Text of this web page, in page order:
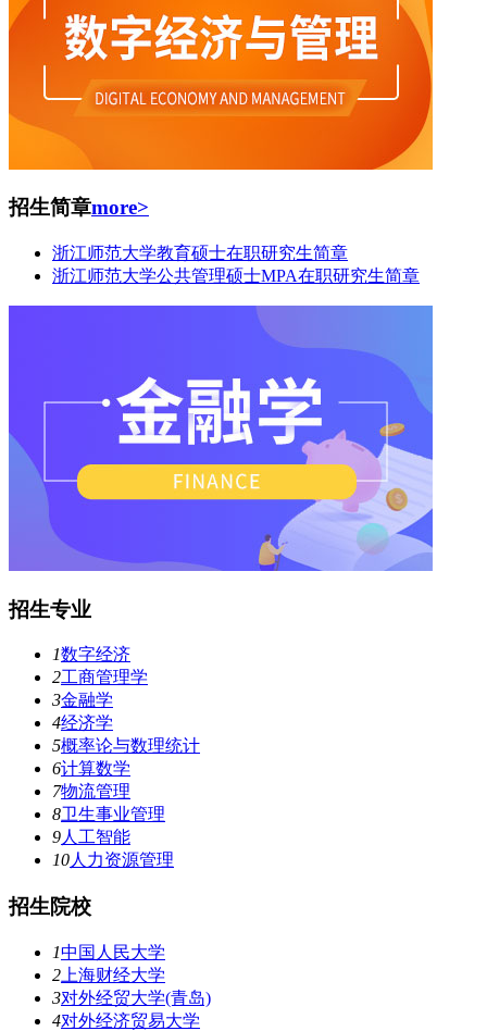
招生简章more>
浙江师范大学教育硕士在职研究生简章
浙江师范大学公共管理硕士MPA在职研究生简章
招生专业
1数字经济
2工商管理学
3金融学
4经济学
5概率论与数理统计
6计算数学
7物流管理
8卫生事业管理
9人工智能
10人力资源管理
招生院校
1中国人民大学
2 上海财经大学
3对外经贸大学(青岛)
4对外经济贸易大学